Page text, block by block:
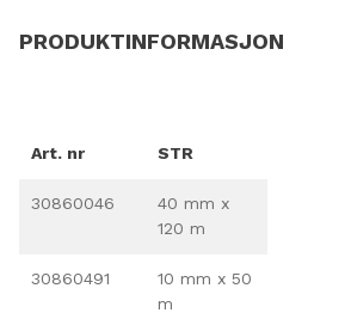
PRODUKTINFORMASJON
Art. nr STR
30860046
40 mm x
120 m
30860491
10 mm x 50
m